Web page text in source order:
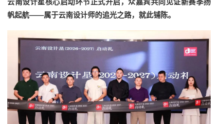
云南设计星核心启动环节正式开启，众嘉宾共同见证新赛季扬
帆起航——属于云南设计师的追光之路，就此铺陈。